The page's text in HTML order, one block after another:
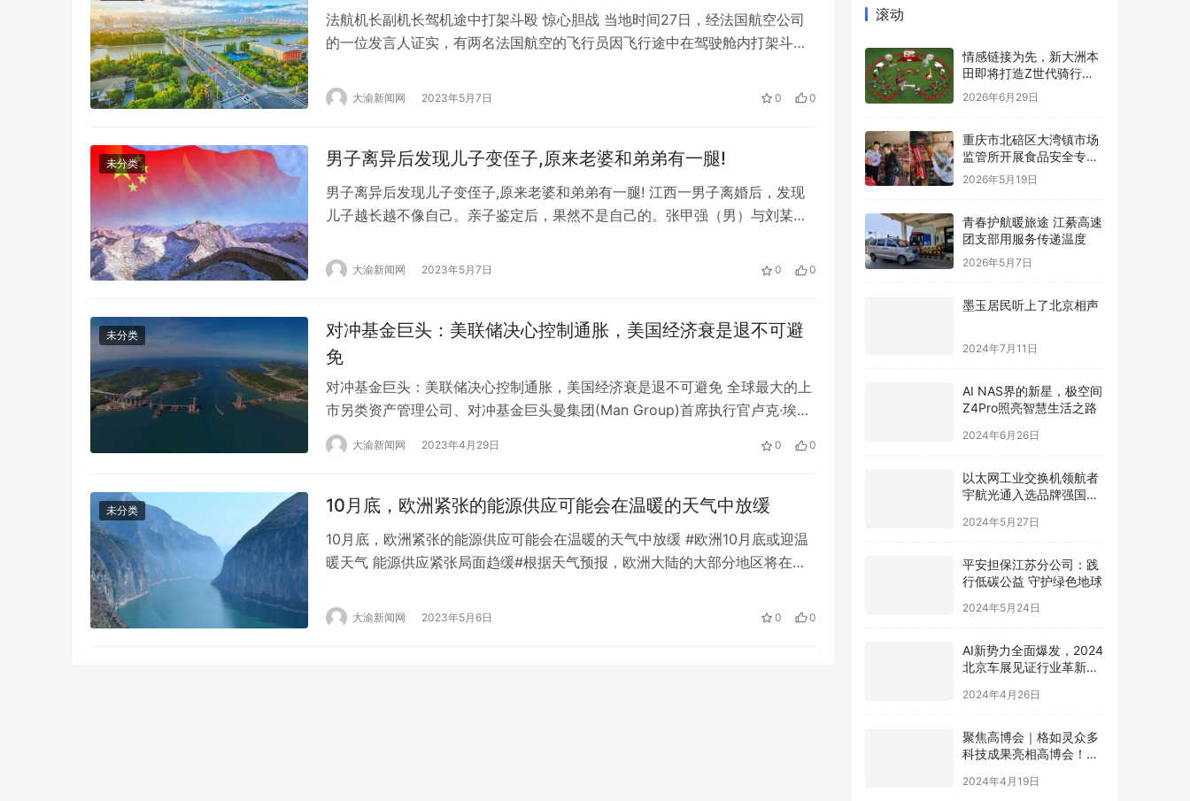
法航机长副机长驾机途中打架斗殴 惊心胆战 当地时间27日，经法国航空公司
的一位发言人证实，有两名法国航空的飞行员因飞行途中在驾驶舱内打架斗殴
从日内瓦飞往巴黎的途中，在驾驶舱内大打出手。在客机起飞后的爬升过程
中，机长和副机长出现争执，并很快升级为肢体冲突。
大渝新闻网 2023年5月7日 0 0
未分类 男子离异后发现儿子变侄子,原来老婆和弟弟有一腿!
男子离异后发现儿子变侄子,原来老婆和弟弟有一腿! 江西一男子离婚后，发现
儿子越长越不像自己。亲子鉴定后，果然不是自己的。张甲强（男）与刘某
发现小张长得越来越不像自己，便带小张做了亲子鉴定，结果显示小张果然非
大渝新闻网 2023年5月7日 0 0
未分类
对冲基金巨头：美联储决心控制通胀，美国经济衰是退不可避
免
对冲基金巨头：美联储决心控制通胀，美国经济衰是退不可避免 全球最大的上
市另类资产管理公司、对冲基金巨头曼集团(Man Group)首席执行官卢克·埃利
斯(Luke Ellis)表示，只要美联储试图将通胀率带回2%的目标，美国的衰退就
“不可避免”。埃利斯预测，明年美国通胀率将降至3.5%-4%，这将给美联储一
大渝新闻网 2023年4月29日 0 0
未分类 10月底，欧洲紧张的能源供应可能会在温暖的天气中放缓
10月底，欧洲紧张的能源供应可能会在温暖的天气中放缓 #欧洲10月底或迎温
暖天气 能源供应紧张局面趋缓#根据天气预报，欧洲大陆的大部分地区将在月
公司Maxar Technologies Inc预测，周四法国首都巴黎的气温将达到25摄氏度
大渝新闻网 2023年5月6日 0 0
滚动
情感链接为先，新大洲本
田即将打造Z世代骑行内
容新标杆
2026年6月29日
重庆市北碚区大湾镇市场
监管所开展食品安全专项
检查
2026年5月19日
青春护航暖旅途 江綦高速
团支部用服务传递温度
2026年5月7日
墨玉居民听上了北京相声
2024年7月11日
AI NAS界的新星，极空间
Z4Pro照亮智慧生活之路
2024年6月26日
以太网工业交换机领航者
宇航光通入选品牌强国先
行工程“国货之光计划”
行低碳公益 守护绿色地球
北京车展见证行业革新，
极空间AI NAS成为领跑者
科技成果亮相高博会！助
力高等教育提质增效